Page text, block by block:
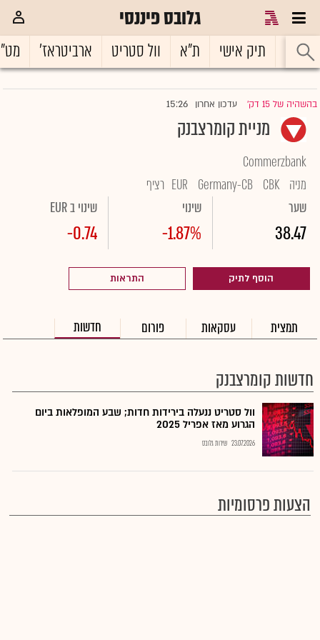
גלובס פיננסי
ראשי תיק אישי ת"א וול סטריט ארביטראז'
בהשהיה של 15 דק' |עדכון אחרון 15:26
מניית קומרצבנק
Commerzbank
מניה CBK
Germany-CB
EUR רציף
שער
38.47
שינוי
-1.87%
שינוי ב EUR
-0.74
הוסף לתיק התראות
תמצית עסקאות פורום חדשות
חדשות קומרצבנק
וול סטריט ננעלה בירידות חדות; שבע המופלאות ביום
הגרוע מאז אפריל 2025
23.07.2026 שירות גלובס
הצעות פרסומיות